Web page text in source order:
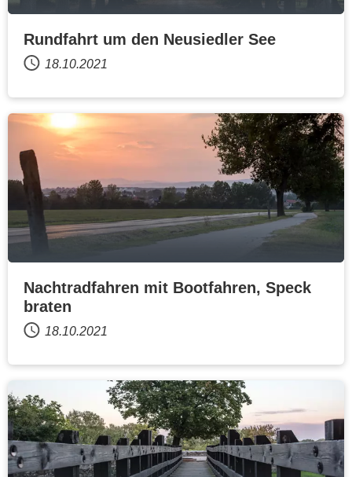
Rundfahrt um den Neusiedler See
18.10.2021
Nachtradfahren mit Bootfahren, Speck
braten
18.10.2021